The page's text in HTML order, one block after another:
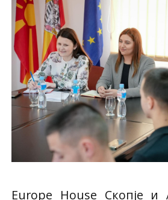
Europe House Скопје и